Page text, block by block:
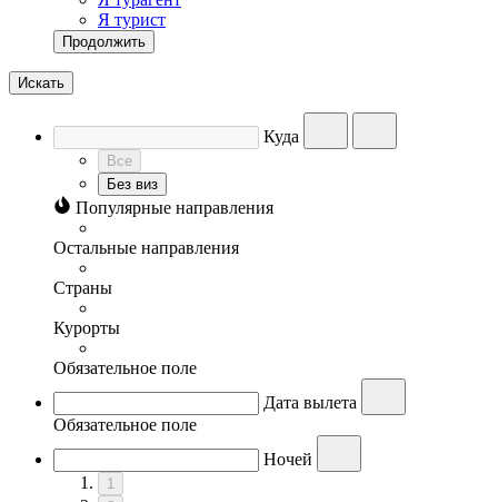
Я турист
Продолжить
Искать
Куда
Все
Без виз
Популярные направления
Остальные направления
Страны
Курорты
Обязательное поле
Дата вылета
Обязательное поле
Ночей
1